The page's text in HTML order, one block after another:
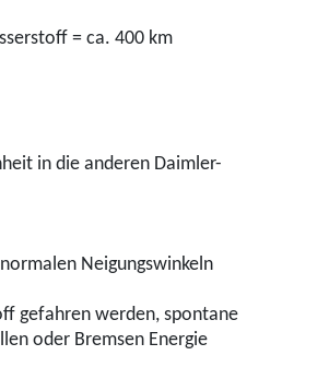
= ca. 400 km
in die anderen Daimler-
Neigungswinkeln
gefahren werden, spontane
oder Bremsen Energie